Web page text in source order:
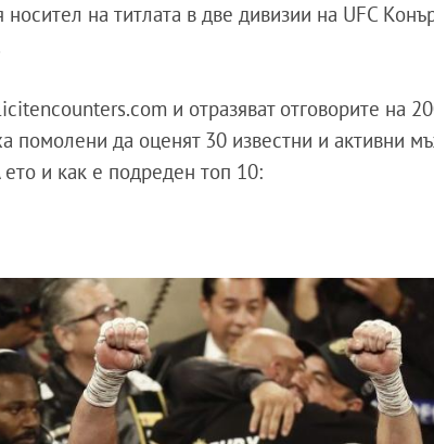
на титлата в две дивизии на UFC
и отразяват отговорите на
помолени да оценят 30 известни и активни
ето и как е подреден топ 10: